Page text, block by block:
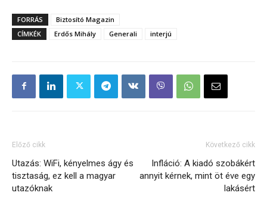
FORRÁS
Biztosító Magazin
CÍMKÉK
Erdős Mihály Generali interjú
Előző cikk
Utazás: WiFi, kényelmes ágy és
tisztaság, ez kell a magyar
utazóknak
Következő cikk
Infláció: A kiadó szobákért
annyit kérnek, mint öt éve egy
lakásért